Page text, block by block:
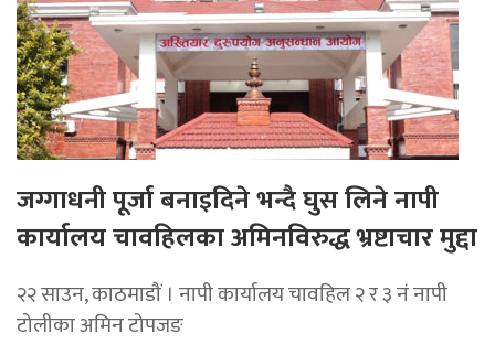
जग्गाधनी पूर्जा बनाइदिने भन्दै घुस लिने नापी
कार्यालय चावहिलका अमिनविरुद्ध भ्रष्टाचार मुद्दा
२२ साउन, काठमाडौं । नापी कार्यालय चावहिल २ र ३ नं नापी
टोलीका अमिन टोपजङ